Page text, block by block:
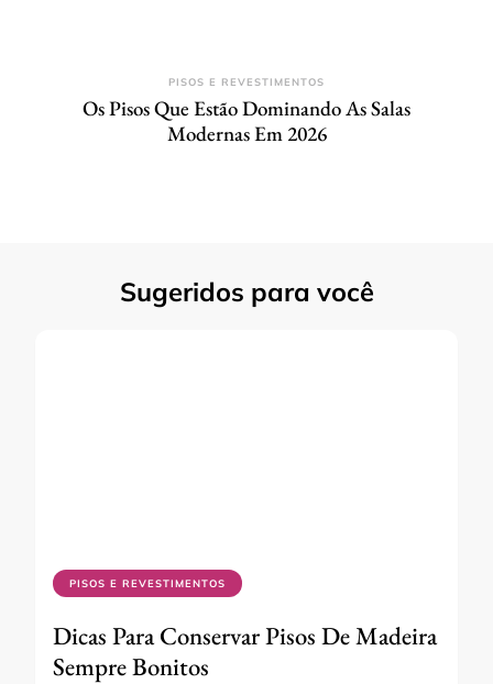
PISOS E REVESTIMENTOS
Os Pisos Que Estão Dominando As Salas
Modernas Em 2026
Sugeridos para você
PISOS E REVESTIMENTOS
Dicas Para Conservar Pisos De Madeira
Sempre Bonitos